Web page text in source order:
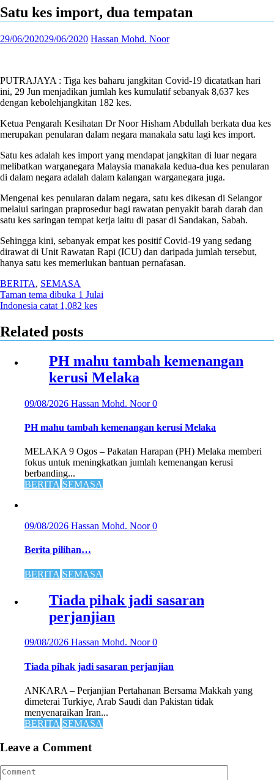
Satu kes import, dua tempatan
29/06/202029/06/2020 Hassan Mohd. Noor
PUTRAJAYA : Tiga kes baharu jangkitan Covid-19 dicatatkan hari
ini, 29 Jun menjadikan jumlah kes kumulatif sebanyak 8,637 kes
dengan kebolehjangkitan 182 kes.
Ketua Pengarah Kesihatan Dr Noor Hisham Abdullah berkata dua kes
merupakan penularan dalam negara manakala satu lagi kes import.
Satu kes adalah kes import yang mendapat jangkitan di luar negara
melibatkan warganegara Malaysia manakala kedua-dua kes penularan
di dalam negara adalah dalam kalangan warganegara juga.
Mengenai kes penularan dalam negara, satu kes dikesan di Selangor
melalui saringan praprosedur bagi rawatan penyakit barah darah dan
satu kes saringan tempat kerja iaitu di pasar di Sandakan, Sabah.
Sehingga kini, sebanyak empat kes positif Covid-19 yang sedang
dirawat di Unit Rawatan Rapi (ICU) dan daripada jumlah tersebut,
hanya satu kes memerlukan bantuan pernafasan.
BERITA, SEMASA
Post
navigation
Taman tema dibuka 1 Julai
Indonesia catat 1,082 kes
Related posts
PH mahu tambah kemenangan
kerusi Melaka
09/08/2026 Hassan Mohd. Noor0
PH mahu tambah kemenangan kerusi Melaka
MELAKA 9 Ogos – Pakatan Harapan (PH) Melaka memberi
fokus untuk meningkatkan jumlah kemenangan kerusi
berbanding...
BERITA SEMASA
09/08/2026 Hassan Mohd. Noor0
Berita pilihan…
BERITA SEMASA
Tiada pihak jadi sasaran
perjanjian
09/08/2026 Hassan Mohd. Noor0
Tiada pihak jadi sasaran perjanjian
ANKARA – Perjanjian Pertahanan Bersama Makkah yang
dimeterai Turkiye, Arab Saudi dan Pakistan tidak
menyenaraikan Iran...
BERITA SEMASA
Leave a Comment